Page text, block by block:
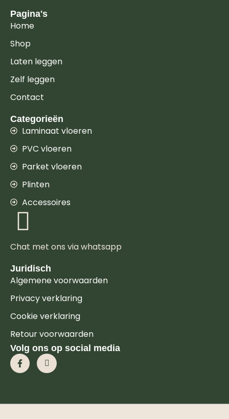
Pagina's
Home
Shop
Laten leggen
Zelf leggen
Contact
Categorieën
Laminaat vloeren
PVC vloeren
Parket vloeren
Plinten
Accessoires
Chat met ons via whatsapp
Juridisch
Algemene voorwaarden
Privacy verklaring
Cookie verklaring
Retour voorwaarden
Volg ons op social media